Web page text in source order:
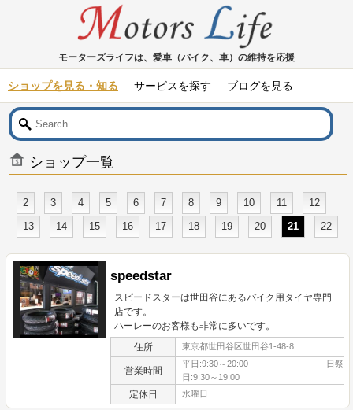
モーターズライフは、愛車（バイク、車）の維持を応援
ショップを見る・知る サービスを探す ブログを見る
ショップ一覧
2 3 4 5 6 7 8 9 10 11
12
13
14 15 16 17 18 19 20 21 22
speedstar
スピードスターは世田谷にあるバイク用タイヤ専門
店です。
ハーレーのお客様も非常に多いです。
住所 東京都世田谷区世田谷1-48-8
営業時間
平日:9:30～20:00 日祭
日:9:30～19:00
定休日 水曜日